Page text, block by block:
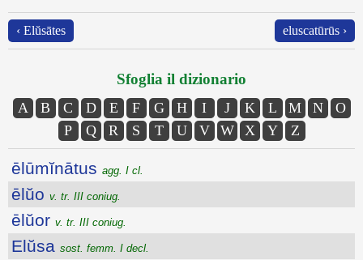
‹ Elŭsātes eluscatūrūs ›
Sfoglia il dizionario
A B C D E F G H I J K L M N
O
P
Q R S T U V W X Y Z
ēlūmĭnātus agg. I cl.
ēlŭo v. tr. III coniug.
ēlŭor v. tr. III coniug.
Elŭsa sost. femm. I decl.